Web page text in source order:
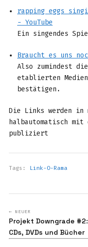
rapping eggs
- YouTube
Ein singendes
Braucht es uns
Also zumindest
etablierten
bestätigen.
Die Links werden in
halbautomatisch mit
publiziert
Tags: Link-O-Rama
← NEUER
Projekt Downgrade #2:
CDs, DVDs und Bücher